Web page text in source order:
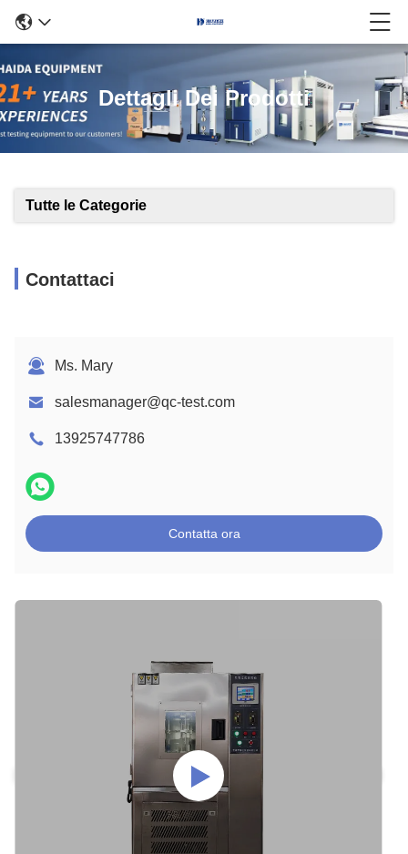
Dettagli Dei Prodotti
Tutte le Categorie
Contattaci
Ms. Mary
salesmanager@qc-test.com
13925747786
Contatta ora